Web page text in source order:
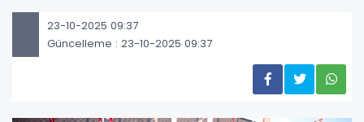
23-10-2025 09:37
Güncelleme : 23-10-2025 09:37